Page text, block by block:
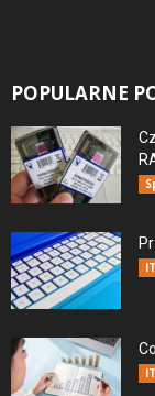
POPULARNE